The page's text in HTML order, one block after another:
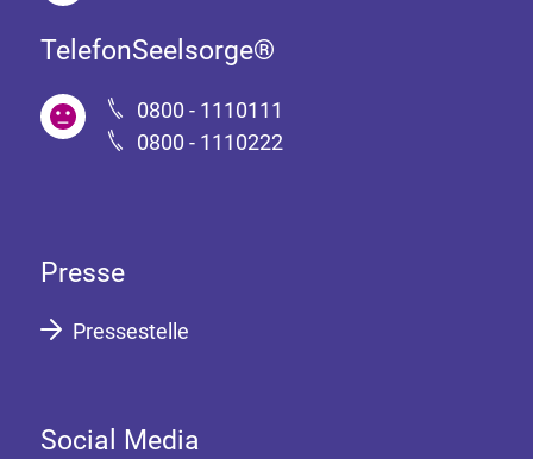
TelefonSeelsorge®
0800 - 1110111
0800 - 1110222
Presse
Pressestelle
Social Media